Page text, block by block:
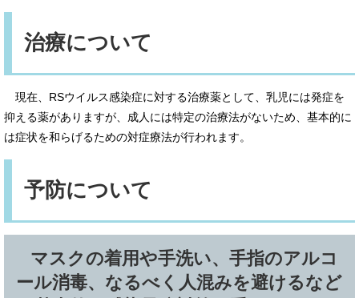
治療について
現在、RSウイルス感染症に対する治療薬として、乳児には発症を
抑える薬がありますが、成人には特定の治療法がないため、基本的に
は症状を和らげるための対症療法が行われます。
予防について
マスクの着用や手洗い、手指のアルコ
ール消毒、なるべく人混みを避けるなど